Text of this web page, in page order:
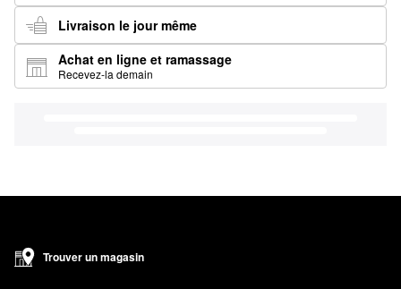
Livraison le jour même
Achat en ligne et ramassage
Recevez-la demain
Trouver un magasin